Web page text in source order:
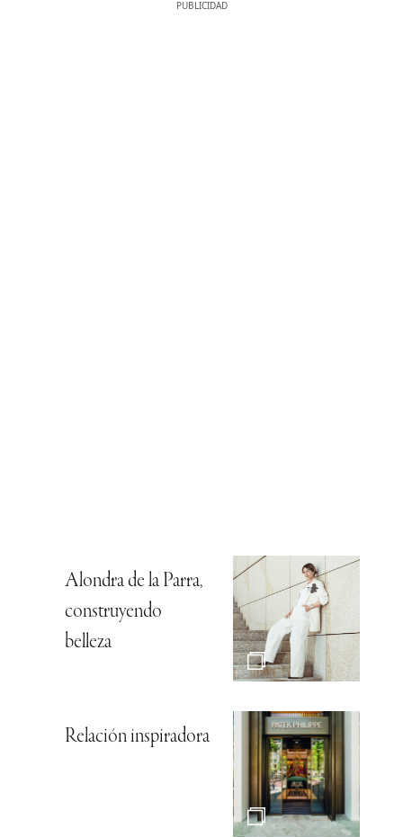
Alondra de la Parra,
construyendo
belleza
Relación inspiradora